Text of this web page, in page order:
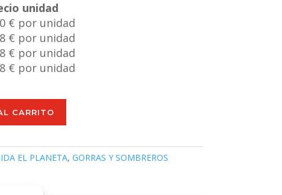
unidad
€ por unidad
€ por unidad
€ por unidad
€ por unidad
CARRITO
EL PLANETA, GORRAS Y SOMBREROS